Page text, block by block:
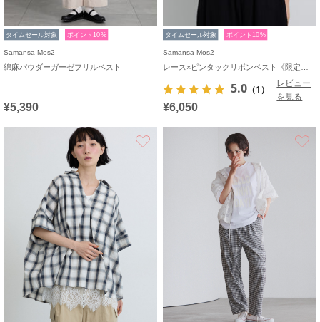
タイムセール対象 ポイント10%
Samansa Mos2
綿麻パウダーガーゼフリルベスト
¥5,390
タイムセール対象 ポイント10%
Samansa Mos2
5.0 （1）
レビュー
を見る
¥6,050